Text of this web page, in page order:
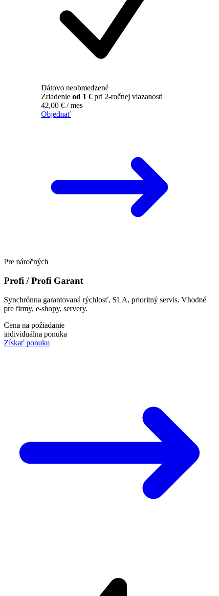
Dátovo neobmedzené
Zriadenie od 1 € pri 2-ročnej viazanosti
42,00 € / mes
Objednať
Pre náročných
Profi / Profi Garant
Synchrónna garantovaná rýchlosť, SLA, prioritný servis. Vhodné
pre firmy, e-shopy, servery.
Cena na požiadanie
individuálna ponuka
Získať ponuku